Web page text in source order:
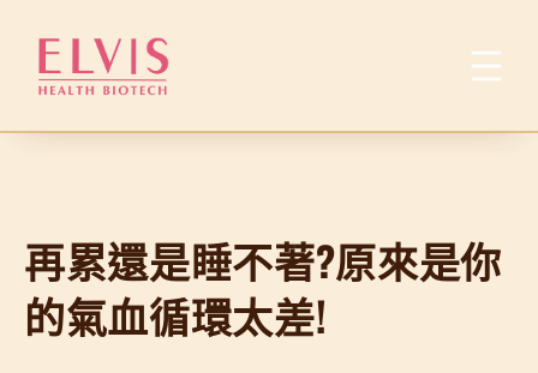
要
再累還是睡不著?原來是你
的氣血循環太差!